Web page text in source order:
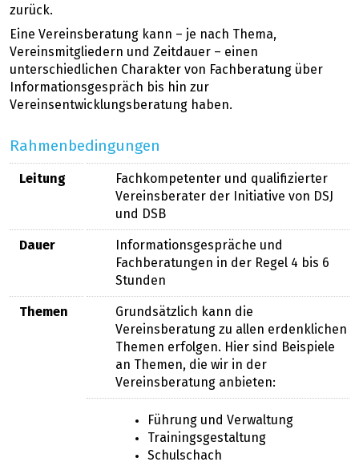
zurück.
Eine Vereinsberatung kann – je nach Thema,
Vereinsmitgliedern und Zeitdauer – einen
unterschiedlichen Charakter von Fachberatung über
Informationsgespräch bis hin zur
Vereinsentwicklungsberatung haben.
Rahmenbedingungen
Leitung
Fachkompetenter und qualifizierter
Vereinsberater der Initiative von DSJ
und DSB
Dauer
Informationsgespräche und
Fachberatungen in der Regel 4 bis 6
Stunden
Themen
Grundsätzlich kann die
Vereinsberatung zu allen erdenklichen
Themen erfolgen. Hier sind Beispiele
an Themen, die wir in der
Vereinsberatung anbieten:
Führung und Verwaltung
Trainingsgestaltung
Schulschach